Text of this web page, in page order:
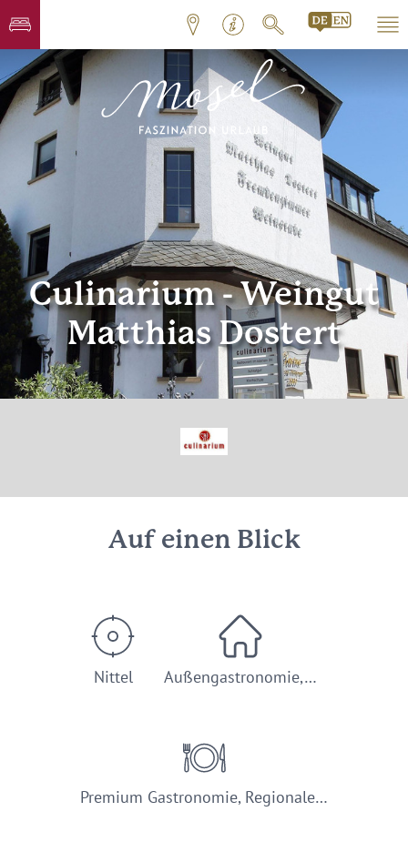
Culinarium - Weingut
Matthias Dostert
Auf einen Blick
Nittel Außengastronomie,…
Premium Gastronomie, Regionale…